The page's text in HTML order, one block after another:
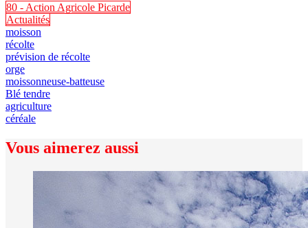
80 - Action Agricole Picarde
Actualités
moisson
récolte
prévision de récolte
orge
moissonneuse-batteuse
Blé tendre
agriculture
céréale
Vous aimerez aussi